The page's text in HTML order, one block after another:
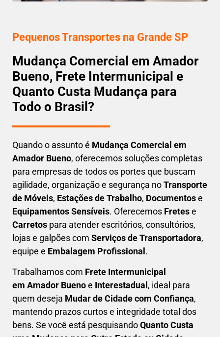
Pequenos Transportes na Grande SP
Mudança Comercial em Amador
Bueno, Frete Intermunicipal e
Quanto Custa Mudança para
Todo o Brasil?
Quando o assunto é Mudança Comercial em
Amador Bueno, oferecemos soluções completas
para empresas de todos os portes que buscam
agilidade, organização e segurança noTransporte
de Móveis, Estações de Trabalho, Documentose
Equipamentos Sensíveis. Oferecemos Fretese
Carretos para atender escritórios, consultórios,
lojas e galpões com Serviços de Transportadora,
equipe e Embalagem Profissional .
Trabalhamos com Frete Intermunicipal
em Amador Buenoe Interestadual, ideal para
quem deseja Mudar de Cidade com Confiança,
mantendo prazos curtos e integridade total dos
bens. Se você está pesquisandoQuanto Custa